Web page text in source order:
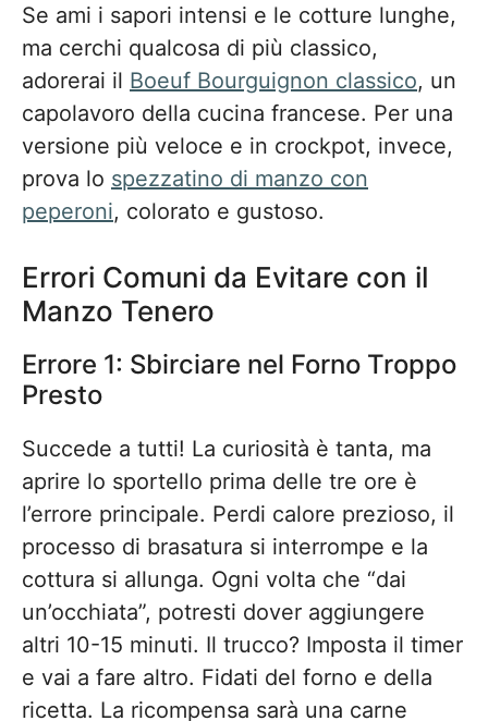
Se ami i sapori intensi e le cotture lunghe,
ma cerchi qualcosa di più classico,
adorerai il Boeuf Bourguignon classico, un
capolavoro della cucina francese. Per una
versione più veloce e in crockpot, invece,
prova lo spezzatino di manzo con
peperoni, colorato e gustoso.
Errori Comuni da Evitare con il
Manzo Tenero
Errore 1: Sbirciare nel Forno Troppo
Presto
Succede a tutti! La curiosità è tanta, ma
aprire lo sportello prima delle tre ore è
l’errore principale. Perdi calore prezioso, il
processo di brasatura si interrompe e la
cottura si allunga. Ogni volta che “dai
un’occhiata”, potresti dover aggiungere
altri 10-15 minuti. Il trucco? Imposta il timer
e vai a fare altro. Fidati del forno e della
ricetta. La ricompensa sarà una carne